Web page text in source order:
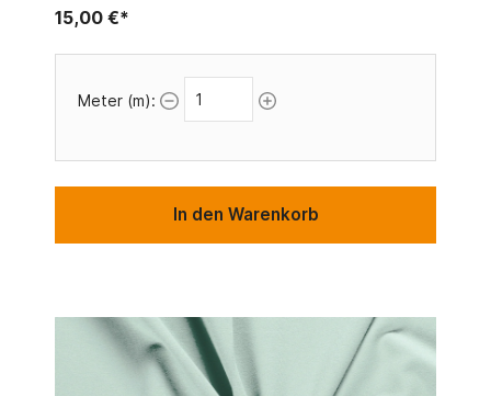
15,00 €*
Meter (m):
In den Warenkorb